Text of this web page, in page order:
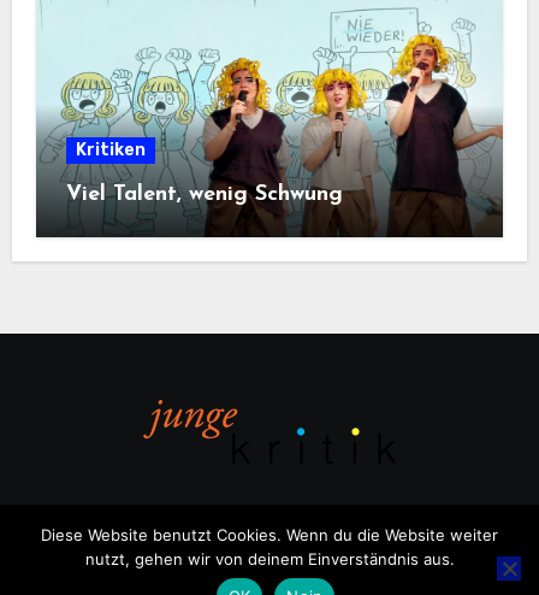
Kritiken
Viel Talent, wenig Schwung
Copyright © All rights reserved |Blogusvon
Diese Website benutzt Cookies. Wenn du die Website weiter
nutzt, gehen wir von deinem Einverständnis aus.